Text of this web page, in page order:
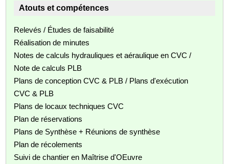
Atouts et compétences
Relevés / Études de faisabilité
Réalisation de minutes
Notes de calculs hydrauliques et aéraulique en CVC /
Note de calculs PLB
Plans de conception CVC & PLB / Plans d'exécution
CVC & PLB
Plans de locaux techniques CVC
Plan de réservations
Plans de Synthèse + Réunions de synthèse
Plan de récolements
Suivi de chantier en Maîtrise d'OEuvre